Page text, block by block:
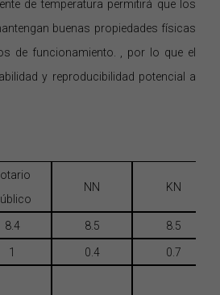
de temperatura permitirá que los
buenas propiedades físicas
de funcionamiento. , por lo que el
y reproducibilidad potencial a
NN KN
8.4 8.5 8.5
1 0.4 0.7